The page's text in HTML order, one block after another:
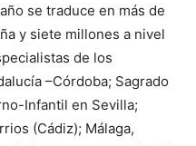
se traduce en más de
y siete millones a nivel
de los
–Córdoba; Sagrado
Infantil en Sevilla;
(Cádiz); Málaga,